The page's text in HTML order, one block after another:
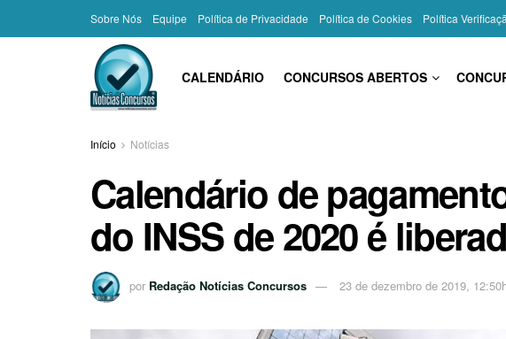
Sobre Nós Equipe Política de Privacidade Política de Cookies Política
CALENDÁRIO CONCURSOS ABERTOS
Início Notícias
Calendário de
do INSS de 2020 é
por Redação Notícias Concursos 23 de dezembro de 2019,